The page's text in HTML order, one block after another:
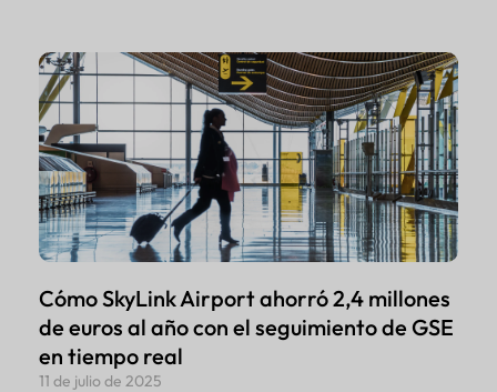
Cómo SkyLink Airport ahorró 2,4 millones
de euros al año con el seguimiento de GSE
en tiempo real
11 de julio de 2025